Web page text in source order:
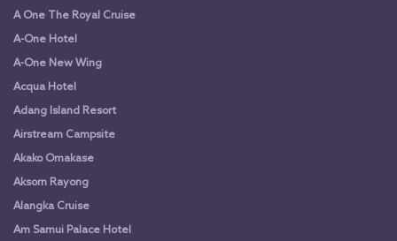
A One The Royal Cruise
A-One Hotel
A-One New Wing
Acqua Hotel
Adang Island Resort
Airstream Campsite
Akako Omakase
Aksorn Rayong
Alangka Cruise
Am Samui Palace Hotel